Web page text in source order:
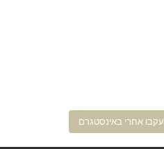
עקבו אחרי באינסטגרם